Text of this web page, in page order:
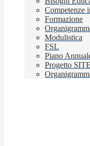
Competenze
Formazione
Modulistica
FSL
Piano
Progetto SITE